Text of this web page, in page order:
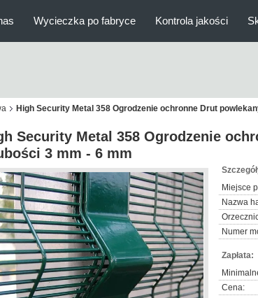
Wycieczka po fabryce Kontrola jakości
High Security Metal 358 Ogrodzenie ochronne Drut
Security Metal 358 Ogrodzenie
3 mm - 6 mm
Miejsce
Nazwa
Numer
Zapłata:
Cena: